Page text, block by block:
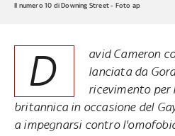
Il numero 10 di Downing Street - Foto ap
D
avid Cameron
lanciata da
ricevimento
britannica in occasione del
a impegnarsi contro